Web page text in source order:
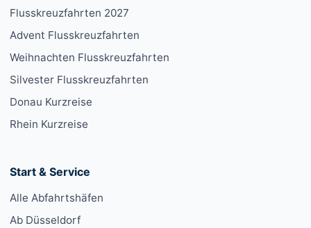
Flusskreuzfahrten 2027
Advent Flusskreuzfahrten
Weihnachten Flusskreuzfahrten
Silvester Flusskreuzfahrten
Donau Kurzreise
Rhein Kurzreise
Start & Service
Alle Abfahrtshäfen
Ab Düsseldorf